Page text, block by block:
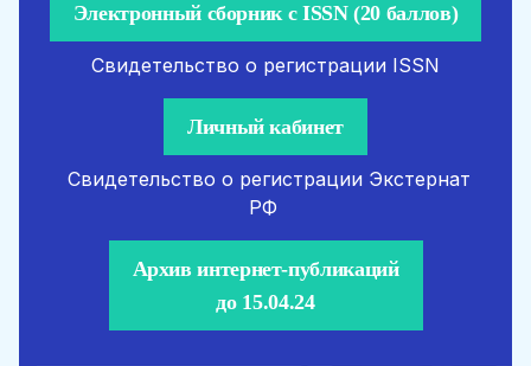
Электронный сборник с ISSN (20 баллов)
Cвидетельство о регистрации ISSN
Личный кабинет
Свидетельство о регистрации Экстернат
РФ
Архив интернет-публикаций
до 15.04.24